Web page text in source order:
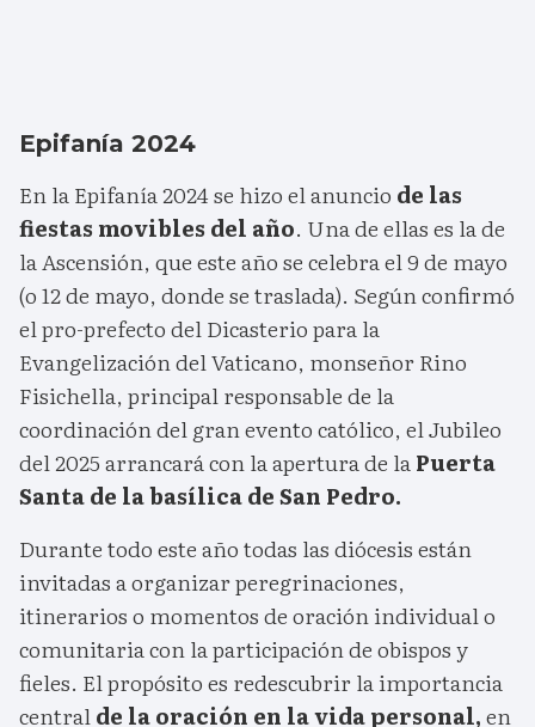
Epifanía 2024
En la Epifanía 2024 se hizo el anuncio de las
fiestas movibles del año. Una de ellas es la de
la Ascensión, que este año se celebra el 9 de mayo
(o 12 de mayo, donde se traslada). Según confirmó
el pro-prefecto del Dicasterio para la
Evangelización del Vaticano, monseñor Rino
Fisichella, principal responsable de la
coordinación del gran evento católico, el Jubileo
del 2025 arrancará con la apertura de laPuerta
Santa de la basílica de San Pedro.
Durante todo este año todas las diócesis están
invitadas a organizar peregrinaciones,
itinerarios o momentos de oración individual o
comunitaria con la participación de obispos y
fieles. El propósito es redescubrir la importancia
centralde la oración en la vida personal,en